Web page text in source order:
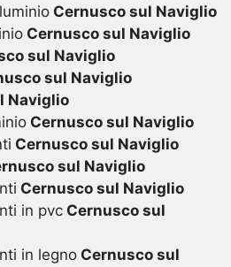
Cernusco sul Naviglio
Cernusco sul Naviglio
sul Naviglio
sul Naviglio
Naviglio
Cernusco sul Naviglio
Cernusco sul Naviglio
sul Naviglio
Cernusco sul Naviglio
in pvcCernusco sul
in legnoCernusco sul